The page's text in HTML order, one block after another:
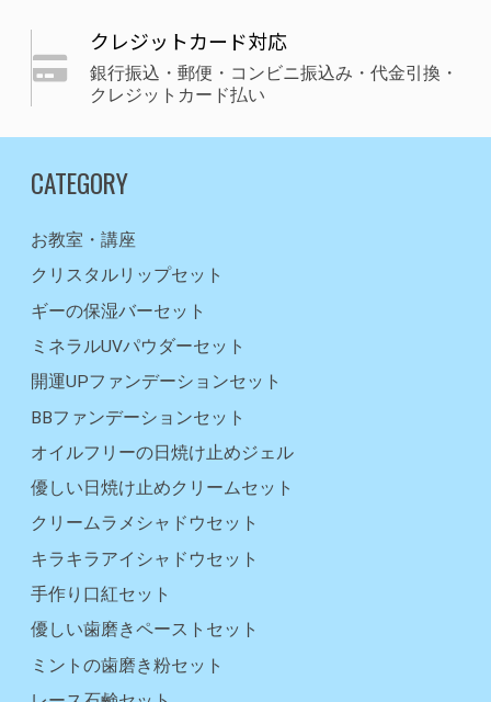
クレジットカード対応
銀行振込・郵便・コンビニ振込み・代金引換・
クレジットカード払い
CATEGORY
お教室・講座
クリスタルリップセット
ギーの保湿バーセット
ミネラルUVパウダーセット
開運UPファンデーションセット
BBファンデーションセット
オイルフリーの日焼け止めジェル
優しい日焼け止めクリームセット
クリームラメシャドウセット
キラキラアイシャドウセット
手作り口紅セット
優しい歯磨きペーストセット
ミントの歯磨き粉セット